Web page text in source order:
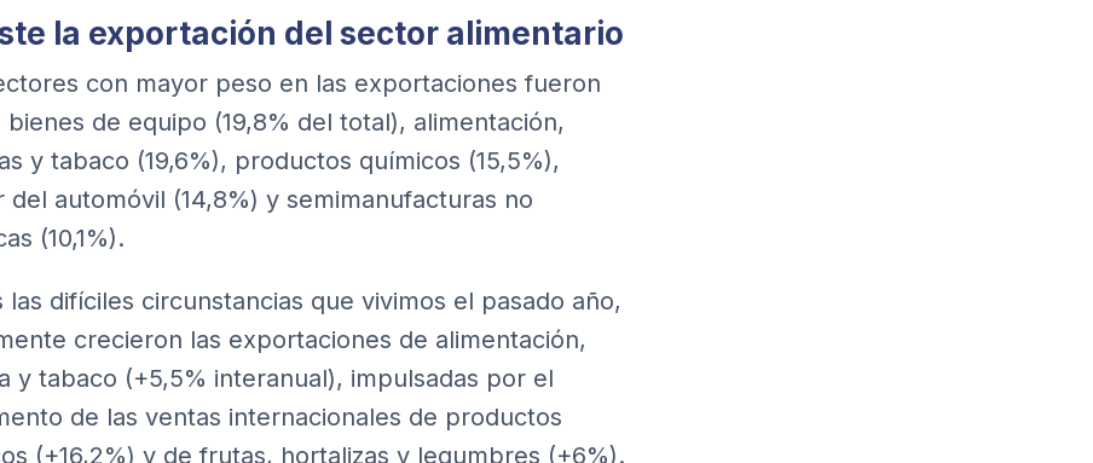
la exportación del sector alimentario
con mayor peso en las exportaciones fueron
bienes de equipo (19,8% del total), alimentación,
y tabaco (19,6%), productos químicos (15,5%),
del automóvil (14,8%) y semimanufacturas no
(10,1%).
las difíciles circunstancias que vivimos el pasado año,
crecieron las exportaciones de alimentación,
y tabaco (+5,5% interanual), impulsadas por el
de las ventas internacionales de productos
(+16,2%) y de frutas, hortalizas y legumbres (+6%).